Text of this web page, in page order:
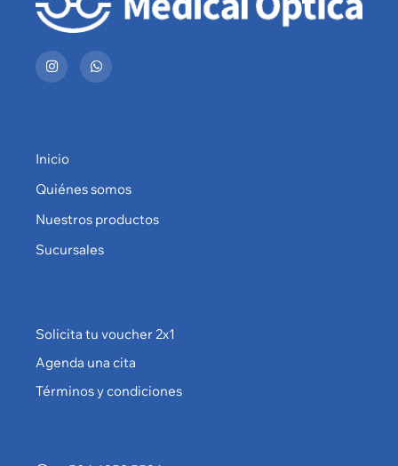
Inicio
Quiénes somos
Nuestros productos
Sucursales
Solicita tu voucher 2x1
Agenda una cita
Términos y condiciones